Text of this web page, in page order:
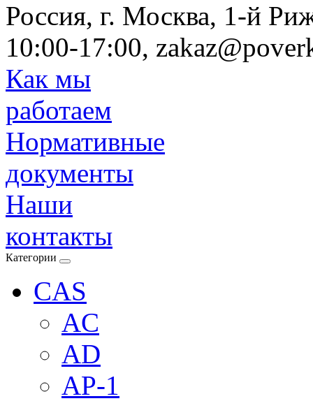
Россия, г. Москва, 1-й
10:00-17:00,
Как мы
работаем
Нормативные
документы
Наши
контакты
Категории
CAS
AC
AD
AP-1